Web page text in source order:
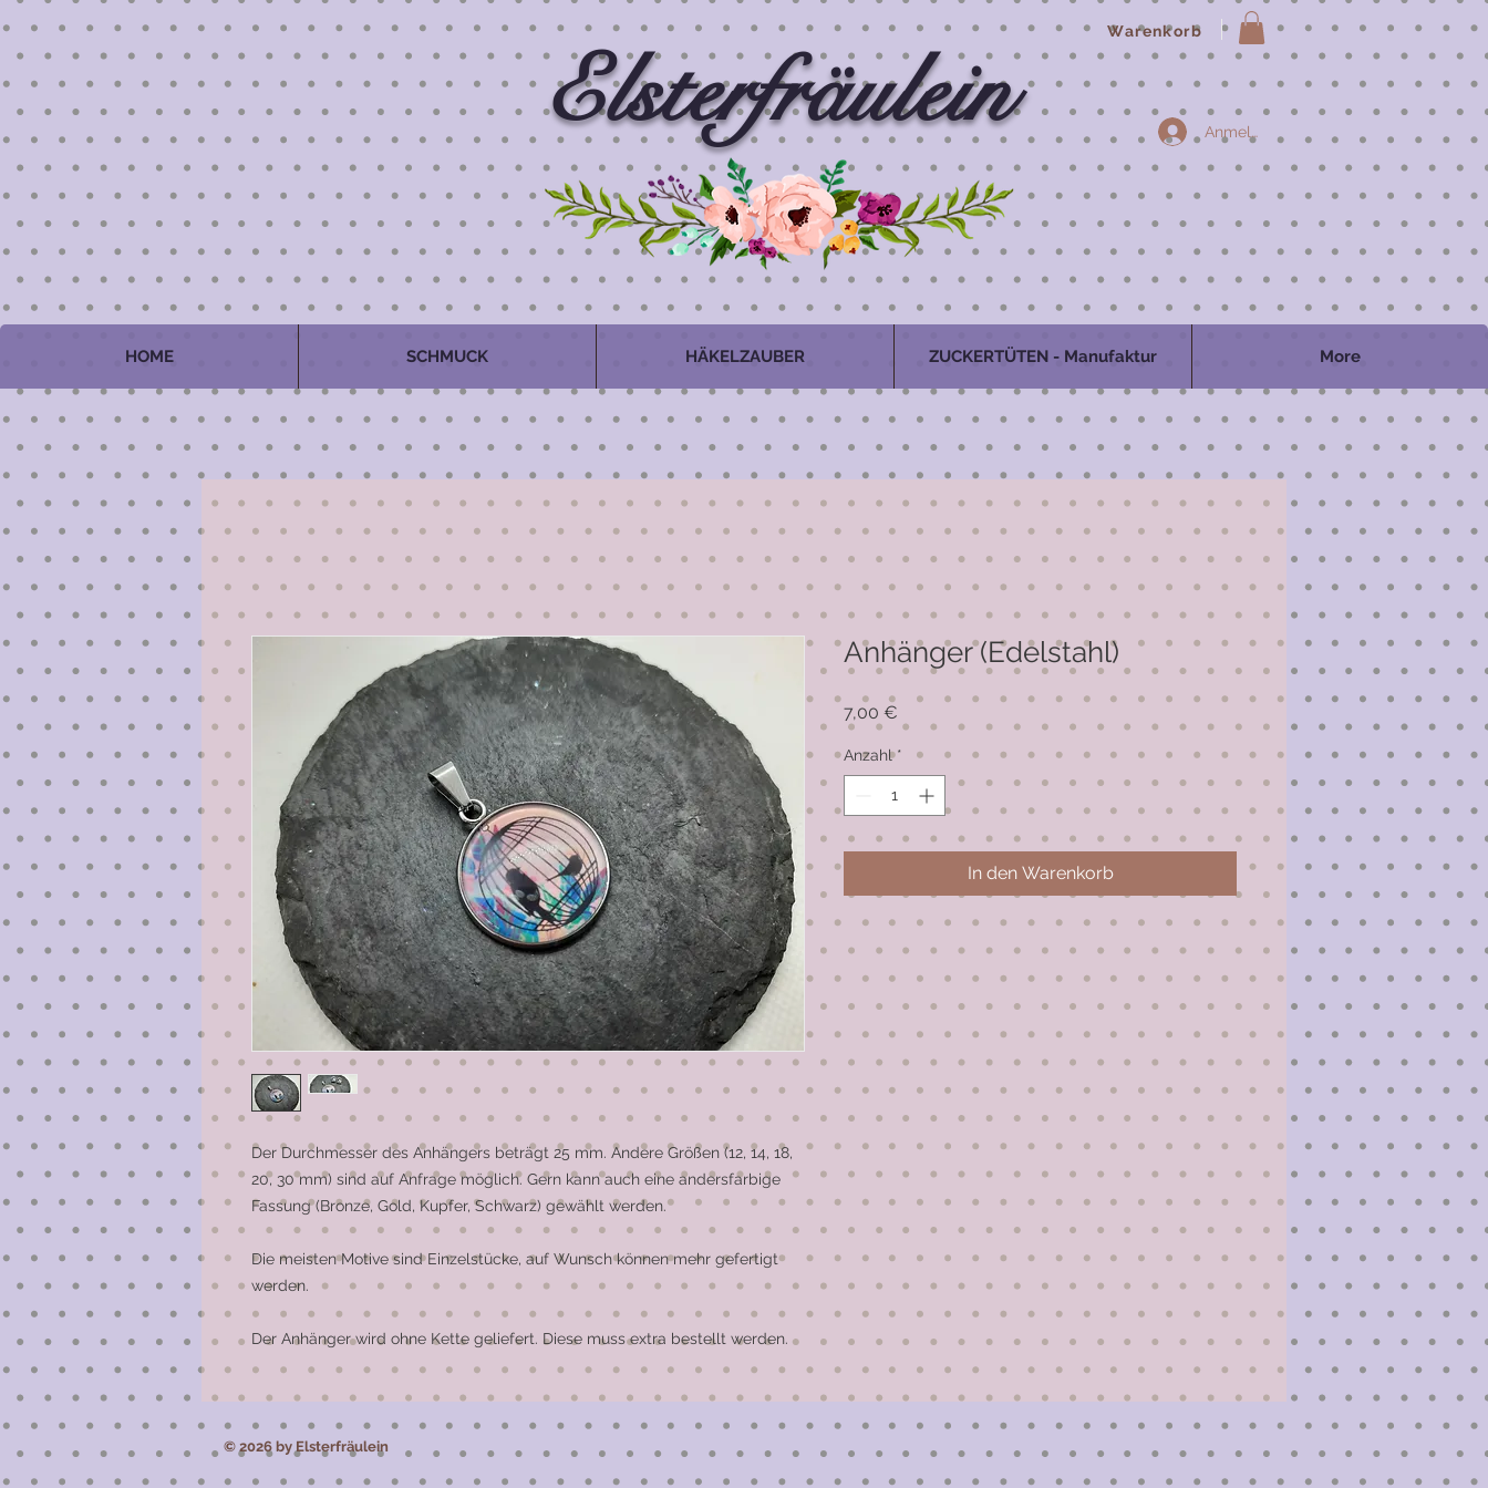
Warenkorb
Elsterfräulein
HOME SCHMUCK HÄKELZAUBER ZUCKERTÜTEN - Manufaktur More
Anmelden
Der Durchmesser des Anhängers beträgt 25 mm. Andere Größen (12, 14, 18,
20, 30 mm) sind auf Anfrage möglich. Gern kann auch eine andersfarbige
Fassung (Bronze, Gold, Kupfer, Schwarz) gewählt werden.
Die meisten Motive sind Einzelstücke, auf Wunsch können mehr gefertigt
werden.
Der Anhänger wird ohne Kette geliefert. Diese muss extra bestellt werden.
Anhänger (Edelstahl)
7,00 €
Anzahl *
In den Warenkorb
© 2026 by Elsterfräulein